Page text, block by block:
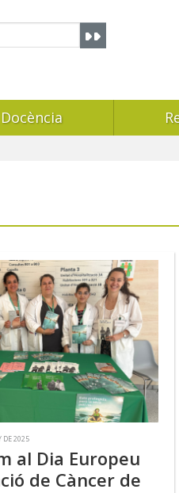
Docència
DE 2025
al Dia Europeu
de Càncer de